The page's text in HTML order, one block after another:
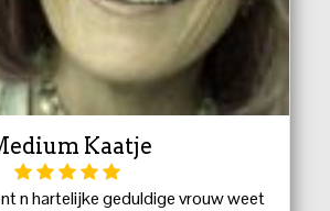
Kaatje
n hartelijke geduldige vrouw weet